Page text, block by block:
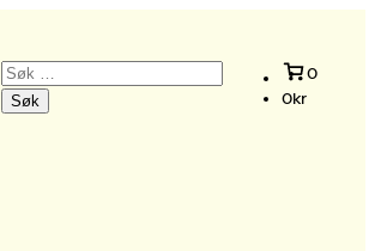
Søk
etter:
0
0kr